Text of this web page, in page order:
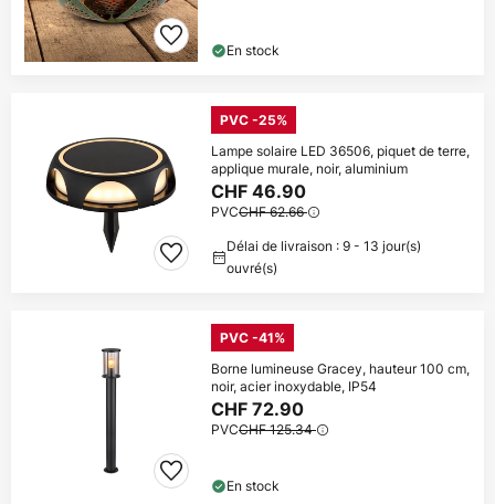
En stock
PVC -25%
Lampe solaire LED 36506, piquet de terre,
applique murale, noir, aluminium
CHF 46.90
PVCCHF 62.66
Délai de livraison : 9 - 13 jour(s)
ouvré(s)
PVC -41%
Borne lumineuse Gracey, hauteur 100 cm,
noir, acier inoxydable, IP54
CHF 72.90
PVCCHF 125.34
En stock